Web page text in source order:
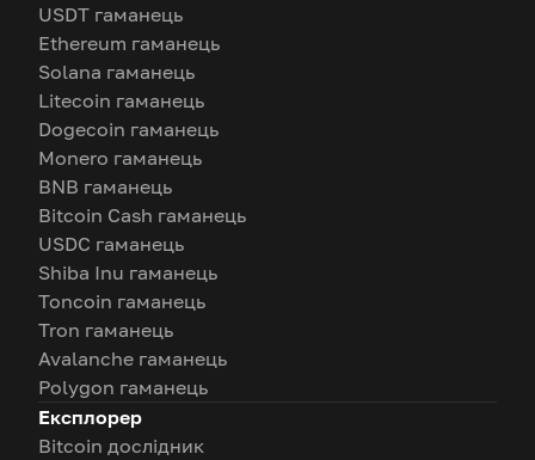
USDT гаманець
Ethereum гаманець
Solana гаманець
Litecoin гаманець
Dogecoin гаманець
Monero гаманець
BNB гаманець
Bitcoin Cash гаманець
USDC гаманець
Shiba Inu гаманець
Toncoin гаманець
Tron гаманець
Avalanche гаманець
Polygon гаманець
Експлорер
Bitcoin дослідник